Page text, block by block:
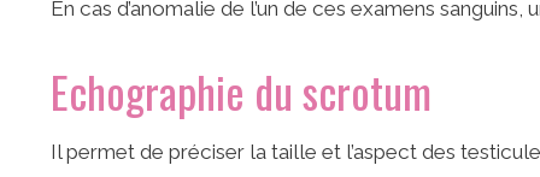
En cas d’anomalie de l’un de ces examens
Echographie du scrotum
Il permet de préciser la taille et l’aspect des